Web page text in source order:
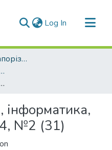
Log In (current)
06. Видання НУ "Запорізька політехніка"
управління (РІУ)
управління - 2014, №2 (31)
інформатика,
№2 (31)